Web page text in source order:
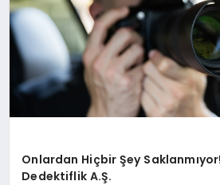
Onlardan Hiçbir Şey
Dedektiflik A.Ş.